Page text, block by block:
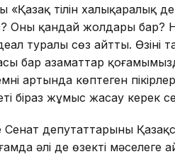
тілін халықаралық
Оның қандай жолдары бар?
туралы сөз айтты. Өзінің
бар азаматтар
артында көптеген
біраз жұмыс жасау керек
депутаттарының
әлі де өзекті